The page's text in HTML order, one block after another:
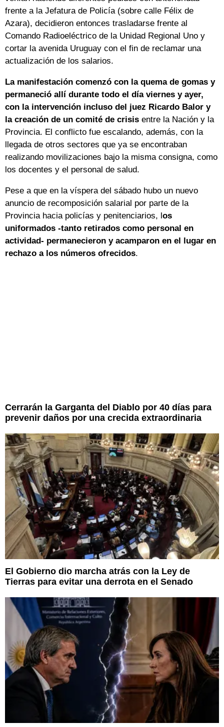
frente a la Jefatura de Policía (sobre calle Félix de
Azara), decidieron entonces trasladarse frente al
Comando Radioeléctrico de la Unidad Regional Uno y
cortar la avenida Uruguay con el fin de reclamar una
actualización de los salarios.
La manifestación comenzó con la quema de gomas y
permaneció allí durante todo el día viernes y ayer,
con la intervención incluso del juez Ricardo Balor y
la creación de un comité de crisis entre la Nación y la
Provincia. El conflicto fue escalando, además, con la
llegada de otros sectores que ya se encontraban
realizando movilizaciones bajo la misma consigna, como
los docentes y el personal de salud.
Pese a que en la víspera del sábado hubo un nuevo
anuncio de recomposición salarial por parte de la
Provincia hacia policías y penitenciarios, los
uniformados -tanto retirados como personal en
actividad- permanecieron y acamparon en el lugar en
rechazo a los números ofrecidos.
Cerrarán la Garganta del Diablo por 40 días para
prevenir daños por una crecida extraordinaria
El Gobierno dio marcha atrás con la Ley de
Tierras para evitar una derrota en el Senado